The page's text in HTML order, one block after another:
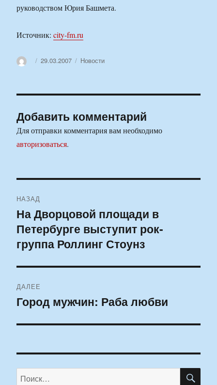
руководством Юрия Башмета.
Источник:city-fm.ru
АвторОпубликовано
29.03.2007 Рубрики
Новости
Добавить комментарий
Для отправки комментария вам необходимо
авторизоваться.
по
записям
НАЗАД
Предыдущая
запись:
На Дворцовой площади в
Петербурге выступит рок-
группа Роллинг Стоунз
ДАЛЕЕ
Следующая
Город мужчин: Раба любви
Искать: